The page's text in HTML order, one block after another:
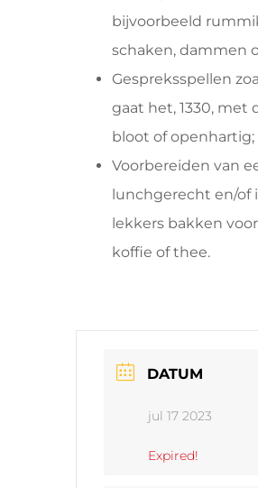
bijvoorbeeld
schaken, dammen
Gespreksspellen
gaat het, 1330, met
bloot of openhartig;
Voorbereiden van
lunchgerecht en/of
lekkers bakken
koffie of thee.
DATUM
jul 17 2023
Expired!